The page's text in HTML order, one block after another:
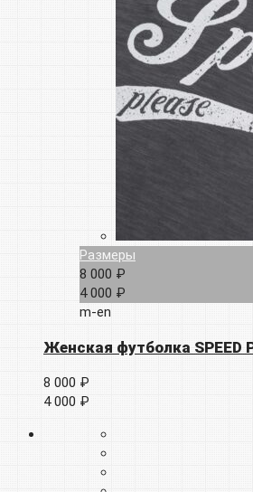
Размеры
8 000 ₽
4 000 ₽
m-en
Женская футболка SPEED
8 000 ₽
4 000 ₽